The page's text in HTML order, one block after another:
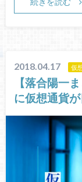
2018.04.17 仮
【落合陽一
に仮想通貨